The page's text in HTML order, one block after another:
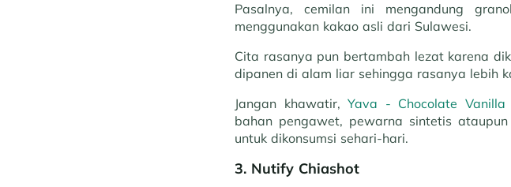
Pasalnya, cemilan ini mengandung
menggunakan kakao asli dari Sulawesi.
Cita rasanya pun bertambah lezat karena
dipanen di alam liar sehingga rasanya lebih
Jangan khawatir,Yava - Chocolate Vanilla
bahan pengawet, pewarna sintetis
untuk dikonsumsi sehari-hari.
3. Nutify Chiashot